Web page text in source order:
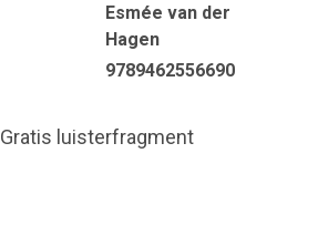
Esmée van der
Hagen
9789462556690
Gratis luisterfragment